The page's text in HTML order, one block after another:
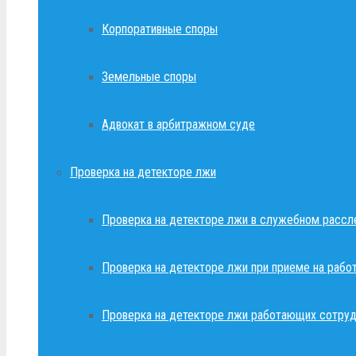
Корпоративные споры
Земельные споры
Адвокат в арбитражном суде
Проверка на детекторе лжи
Проверка на детекторе лжи в служебном
Проверка на детекторе лжи при приеме на
Проверка на детекторе лжи работающих